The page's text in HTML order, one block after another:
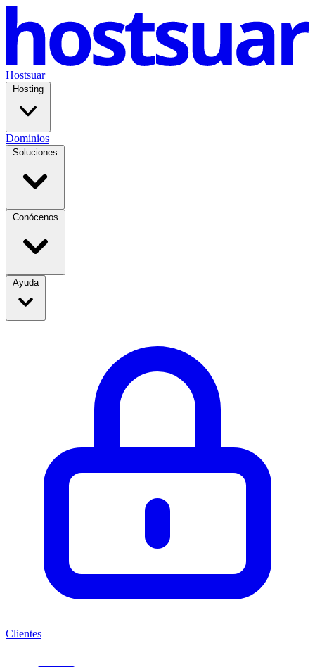
Hostsuar
Hosting
Dominios
Soluciones
Conócenos
Ayuda
Clientes